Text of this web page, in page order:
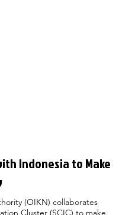
Indonesia to Make
(OIKN) collaborates
Cluster (SCIC) to make